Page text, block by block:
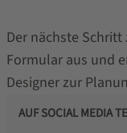
Der nächste Schritt
Formular aus und
Designer zur
AUF SOCIAL MEDIA